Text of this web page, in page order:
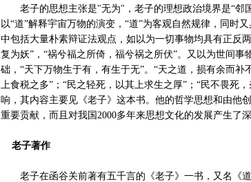
老子的思想主张是"无为"，老子的理想政治境界是“邻
以“道”解释宇宙万物的演变，“道”为客观自然规律，同时
中包括大量朴素辩证法观点，如以为一切事物均具有正反
复为妖”，“祸兮福之所倚，福兮祸之所伏”。又以为世间事
础，“天下万物生于有，有生于无”。“天之道，损有余而
上食税之多”；“民之轻死，以其上求生之厚”；“民不畏死
响，其内容主要见《老子》这本书。他的哲学思想和由他
重要贡献，而且对我国2000多年来思想文化的发展产生了深
老子著作
老子在函谷关前著有五千言的《老子》一书，又名《